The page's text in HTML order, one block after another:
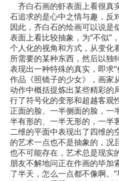
齐白石画的虾表面上看很真
石追求的是心中之情与趣，反
因此，齐白石的绘画可以说是
表面上看比较抽象，为“不似”
个人化的视角和方式，从变化
所需要的某种东西，然后以独
表现出一种特殊的真实，即求
作品《照镜子的少女》，画家
动作中概括提炼出某些精彩的
行了符号化的变形和超越客观
正面的脸、一半侧面的脸，一
半有形的、一半无形的，一
二维的平面中表现出了四维的
的艺术一点也不是抽象的，况
也不可能存在，艺术总是现实
朋友不解地问正在作画的毕加
了半天，怎么一点都不像啊。